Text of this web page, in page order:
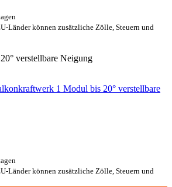
Länder können zusätzliche Zölle, Steuern und
1 Modul bis 20° verstellbare
Länder können zusätzliche Zölle, Steuern und